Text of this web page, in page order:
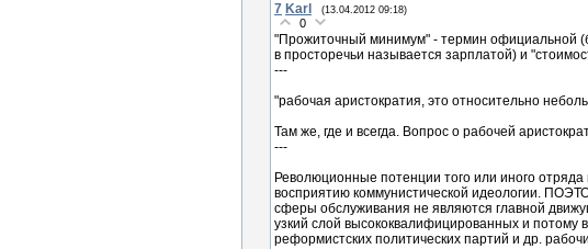
7 Karl (13.04.2012 09:18)
0
"Прожиточный минимум" - термин официальной
в просторечьи называется зарплатой) и
---
"рабочая аристократия, это относительно
Там же, где и всегда. Вопрос о рабочей
---
Революционные потенции того или иного отряда
восприятию коммунистической идеологии.
сферы обслуживания не являются главной
узкий слой высококвалифицированных и потому
реформистских политических партий и др.